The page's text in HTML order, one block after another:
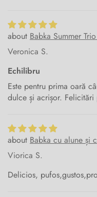
Babka Summer
Veronica S.
Echilibru
Este pentru prima oară
dulce și acrișor. Felicitări
Babka cu alune și
Viorica S.
Delicios,